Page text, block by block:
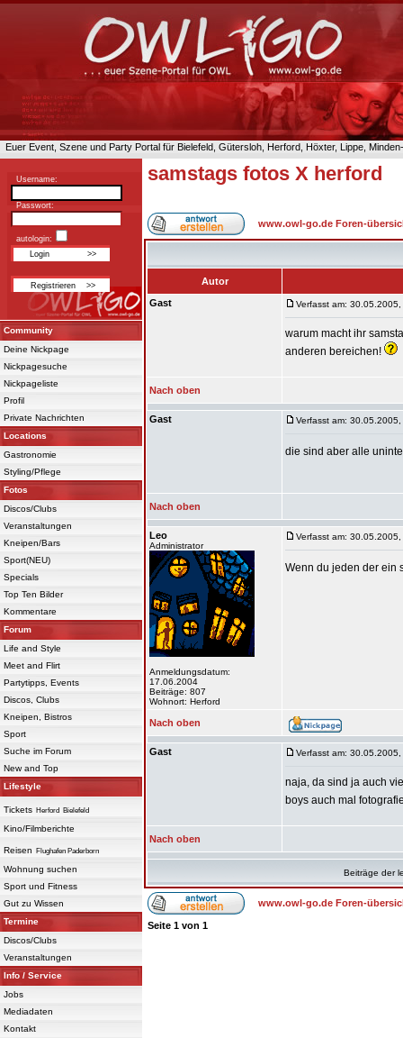
Euer Event, Szene und Party Portal für Bielefeld, Gütersloh, Herford, Höxter, Lippe,
Username:
Passwort:
autologin:
Community
Deine Nickpage
Nickpagesuche
Nickpageliste
Profil
Private Nachrichten
Locations
Gastronomie
Styling/Pflege
Fotos
Discos/Clubs
Veranstaltungen
Kneipen/Bars
Sport(NEU)
Specials
Top Ten Bilder
Kommentare
Forum
Life and Style
Meet and Flirt
Partytipps, Events
Discos, Clubs
Kneipen, Bistros
Sport
Suche im Forum
New and Top
Lifestyle
Tickets Herford Bielefeld
Kino/Filmberichte
Reisen Flughafen Paderborn
Wohnung suchen
Sport und Fitness
Gut zu Wissen
Termine
Discos/Clubs
Veranstaltungen
Info / Service
Jobs
Mediadaten
Kontakt
samstags fotos X herford
www.owl-go.de Foren-
Autor
Gast
Verfasst am:
warum macht ihr
anderen bereichen!
Nach oben
Gast Verfasst am:
die sind aber alle
Nach oben
Leo
Administrator
Anmeldungsdatum:
17.06.2004
Beiträge: 807
Wohnort: Herford
Verfasst am:
Wenn du jeden der ein
Nach oben
Gast Verfasst am:
naja, da sind ja auch
boys auch mal
Nach oben
Beiträge der
www.owl-go.de Foren-
Seite 1 von 1